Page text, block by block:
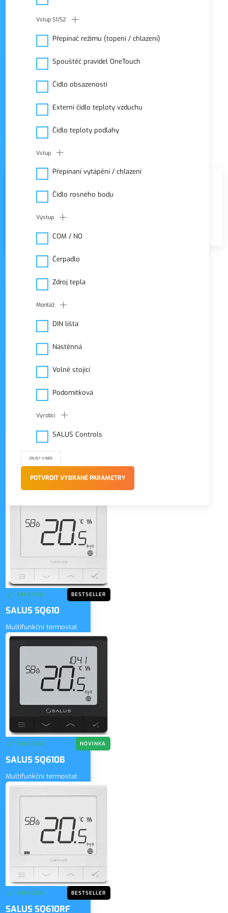
Drátová varianta
Drátová zónová regulace
ovládá teplotu v
místnostech pomocí
drátových termostatů.
DLE KATEGORIE
VÝCHOZÍ OD NEJLEVNĚJŠÍHO
DLE KATEGORIE
VŠE
Vstup S1/S2
Přepínač režimu (topení / chlazení)
Spouštěč pravidel OneTouch
Čidlo obsazenosti
Externí čidlo teploty vzduchu
Čidlo teploty podlahy
Vstup
Přepínaní vytápění / chlazení
Čidlo rosného bodu
Výstup
COM / NO
Čerpadlo
Zdroj tepla
Montáž
DIN lišta
Nástěnná
Volně stojící
Podomítková
Výrobci
SALUS Controls
POTVRDIT VYBRANÉ PARAMETRY
SALUS UG800
Univerzální internetová brána
4 200 Kč bez DPH
SKLADEM BESTSELLER
SALUS SQ610
Multifunkční termostat
3 430 Kč
4 150 Kč
ZOBRAZIT
SKLADEM NOVINKA
SALUS SQ610B
Multifunkční termostat
4 150 Kč
ZOBRAZIT
SKLADEM BESTSELLER
SALUS SQ610RF